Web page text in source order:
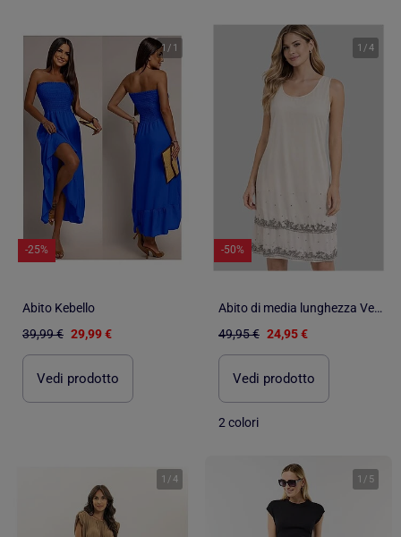
1 / 1
-25%
Abito Kebello
39,99 € 29,99 €
Vedi prodotto
1 /4
-50%
Abito di media lunghezza Vero Moda
49,95 € 24,95 €
Vedi prodotto
2 colori
1 /4 1 / 5